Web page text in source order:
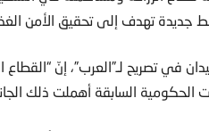
تهدف إلى تحقيق الأمن
في تصريح لـ”العرب”، إنّ
الحكومية السابقة أهملت ذلك